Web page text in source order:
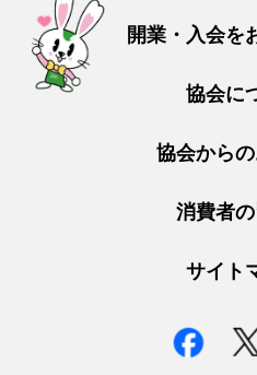
開業・入会を
協会に
協会から
消費者
サイト